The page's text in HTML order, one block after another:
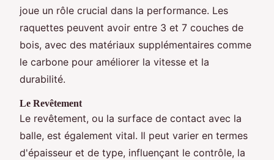
joue un rôle crucial dans la performance. Les
raquettes peuvent avoir entre 3 et 7 couches de
bois, avec des matériaux supplémentaires comme
le carbone pour améliorer la vitesse et la
durabilité.
Le Revêtement
Le revêtement, ou la surface de contact avec la
balle, est également vital. Il peut varier en termes
d'épaisseur et de type, influençant le contrôle, la